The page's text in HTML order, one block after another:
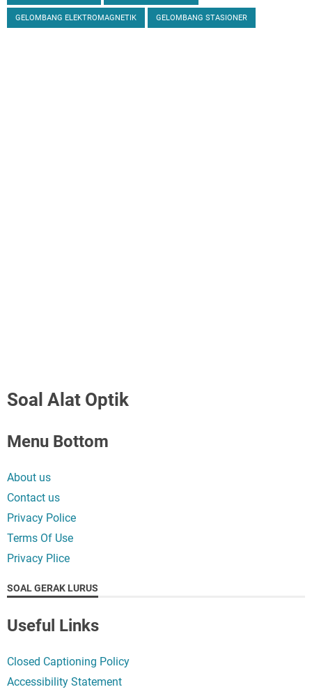
GELOMBANG ELEKTROMAGNETIK GELOMBANG STASIONER
Soal Alat Optik
Menu Bottom
About us
Contact us
Privacy Police
Terms Of Use
Privacy Plice
SOAL GERAK LURUS
Useful Links
Closed Captioning Policy
Accessibility Statement